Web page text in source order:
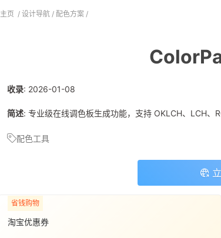
主页 / 设计导航 / 配色方案 /
收录: 2026-01-08
简述: 专业级在线调色板生成功能，支持 OKLCH、LCH、
配色工具
立
省钱购物
淘宝优惠券